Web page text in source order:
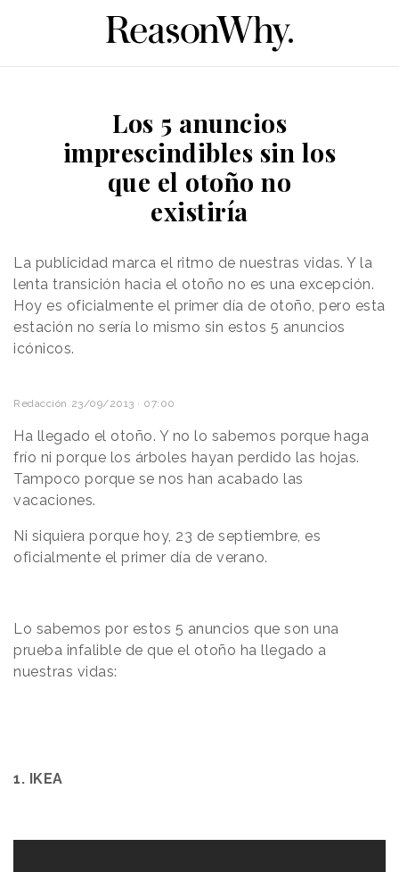
Los 5 anuncios
imprescindibles sin los
que el otoño no
existiría
La publicidad marca el ritmo de nuestras vidas. Y la
lenta transición hacia el otoño no es una excepción.
Hoy es oficialmente el primer día de otoño, pero esta
estación no sería lo mismo sin estos 5 anuncios
icónicos.
Redacción 23/09/2013 · 07:00
Ha llegado el otoño. Y no lo sabemos porque haga
frío ni porque los árboles hayan perdido las hojas.
Tampoco porque se nos han acabado las
vacaciones.
Ni siquiera porque hoy, 23 de septiembre, es
oficialmente el primer día de verano.
Lo sabemos por estos 5 anuncios que son una
prueba infalible de que el otoño ha llegado a
nuestras vidas:
1. IKEA